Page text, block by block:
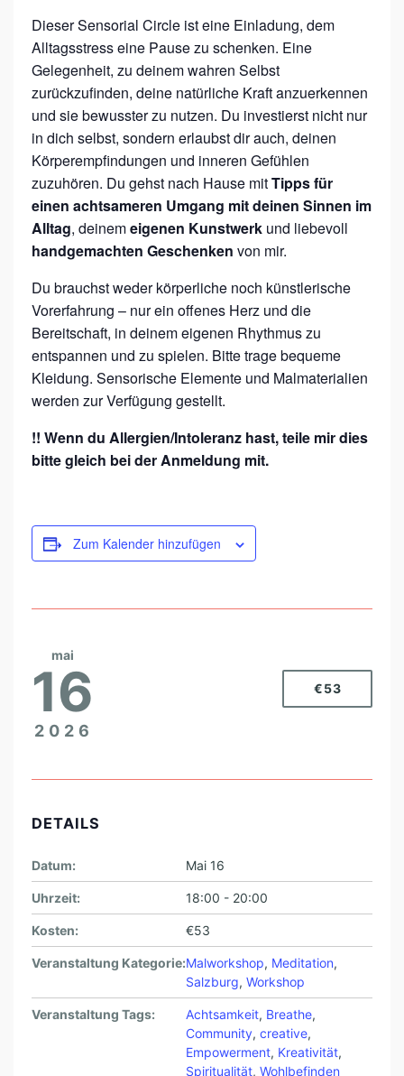
Dieser Sensorial Circle ist eine Einladung, dem
Alltagsstress eine Pause zu schenken. Eine
Gelegenheit, zu deinem wahren Selbst
zurückzufinden, deine natürliche Kraft anzuerkennen
und sie bewusster zu nutzen. Du investierst nicht nur
in dich selbst, sondern erlaubst dir auch, deinen
Körperempfindungen und inneren Gefühlen
zuzuhören. Du gehst nach Hause mitTipps für
einen achtsameren Umgang mit deinen Sinnen im
Alltag, deinemeigenen Kunstwerk und liebevoll
handgemachten Geschenken von mir.
Du brauchst weder körperliche noch künstlerische
Vorerfahrung – nur ein offenes Herz und die
Bereitschaft, in deinem eigenen Rhythmus zu
entspannen und zu spielen. Bitte trage bequeme
Kleidung. Sensorische Elemente und Malmaterialien
werden zur Verfügung gestellt.
!! Wenn du Allergien/Intoleranz hast, teile mir dies
bitte gleich bei der Anmeldung mit.
Zum Kalender hinzufügen
mai
16
2026
€53
DETAILS
Datum: Mai 16
Uhrzeit: 18:00 - 20:00
Kosten: €53
Veranstaltung Kategorie:Malworkshop, Meditation,
Salzburg, Workshop
Veranstaltung Tags: Achtsamkeit, Breathe,
Community, creative,
Empowerment, Kreativität,
Spiritualität, Wohlbefinden